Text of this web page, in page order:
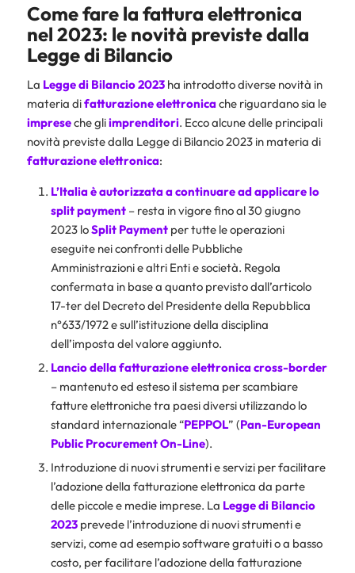
Come fare la fattura elettronica
nel 2023: le novità previste dalla
Legge di Bilancio
La Legge di Bilancio 2023ha introdotto diverse novità in
materia difatturazioneelettronicache riguardano sia le
impreseche gliimprenditori. Ecco alcune delle principali
novità previste dalla Legge di Bilancio 2023 in materia di
fatturazione elettronica:
L’Italia è autorizzata a continuare ad applicare lo
split payment– resta in vigore fino al 30 giugno
2023 loSplit Paymentper tutte le operazioni
eseguite nei confronti delle Pubbliche
Amministrazioni e altri Enti e società. Regola
confermata in base a quanto previsto dall’articolo
17-ter del Decreto del Presidente della Repubblica
n°633/1972 e sull’istituzione della disciplina
dell’imposta del valore aggiunto.
Lancio della fatturazione elettronica cross-border
– mantenuto ed esteso il sistema per scambiare
fatture elettroniche tra paesi diversi utilizzando lo
standard internazionale “PEPPOL” (Pan-European
Public Procurement On-Line).
Introduzione di nuovi strumenti e servizi per facilitare
l’adozione della fatturazione elettronica da parte
delle piccole e medie imprese. La Legge di Bilancio
2023prevede l’introduzione di nuovi strumenti e
servizi, come ad esempio software gratuiti o a basso
costo, per facilitare l’adozione della fatturazione